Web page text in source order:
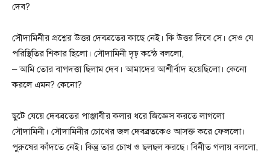
দেব?
সৌদামিনীর প্রশ্নের উত্তর দেবব্রতের কাছে নেই। কি উত্তর দিবে সে। সেও যে
পরিস্থিতির শিকার ছিলো। সৌদামিনী দৃঢ় কন্ঠে বললো,
– আমি তোর বাগদত্তা ছিলাম দেব। আমাদের আশীর্বাদ হয়েছিলো। কেনো
করলে এমন? কেনো?
ছুটে যেয়ে দেবব্রতের পাঞ্জাবীর কলার ধরে জিজ্ঞেস করতে লাগলো
সৌদামিনী। সৌদামিনীর চোখের জল দেবব্রতকেও আসক্ত করে ফেললো।
পুরুষের কাঁদতে নেই। কিন্তু তার চোখ ও ছলছল করছে। বিনীত গলায় বললো,